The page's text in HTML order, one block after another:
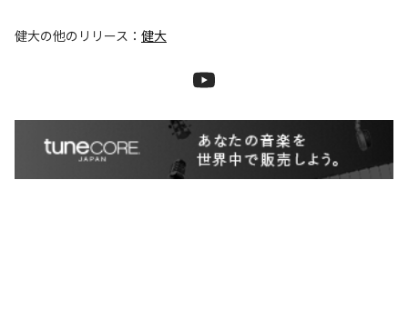
健大の他のリリース： 健大